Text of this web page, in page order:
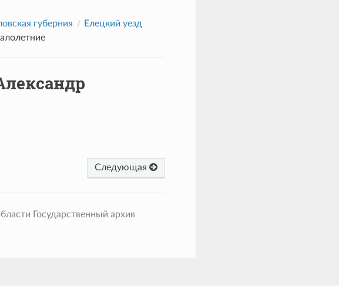
губерния
Елецкий уезд
Следующая
Государственный архив